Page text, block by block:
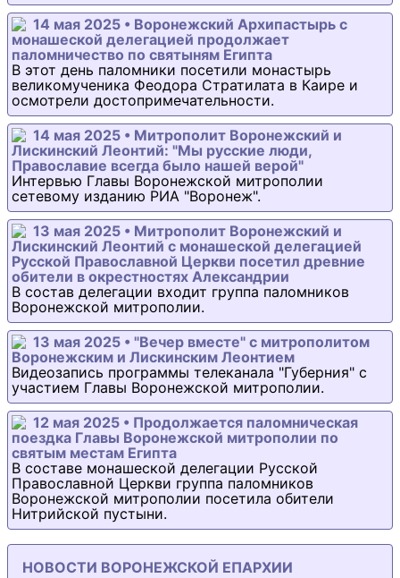
14 мая 2025 • Воронежский Архипастырь с
монашеской делегацией продолжает
паломничество по святыням Египта
В этот день паломники посетили монастырь
великомученика Феодора Стратилата в Каире и
осмотрели достопримечательности.
14 мая 2025 • Митрополит Воронежский и
Лискинский Леонтий: "Мы русские люди,
Православие всегда было нашей верой"
Интервью Главы Воронежской митрополии
сетевому изданию РИА "Воронеж".
13 мая 2025 • Митрополит Воронежский и
Лискинский Леонтий с монашеской делегацией
Русской Православной Церкви посетил древние
обители в окрестностях Александрии
В состав делегации входит группа паломников
Воронежской митрополии.
13 мая 2025 • "Вечер вместе" с митрополитом
Воронежским и Лискинским Леонтием
Видеозапись программы телеканала "Губерния" с
участием Главы Воронежской митрополии.
12 мая 2025 • Продолжается паломническая
поездка Главы Воронежской митрополии по
святым местам Египта
В составе монашеской делегации Русской
Православной Церкви группа паломников
Воронежской митрополии посетила обители
Нитрийской пустыни.
НОВОСТИ ВОРОНЕЖСКОЙ ЕПАРХИИ